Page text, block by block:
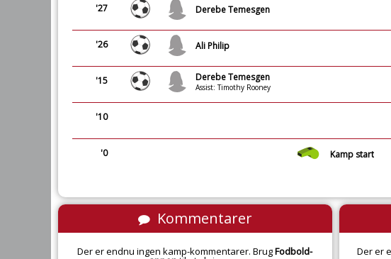
'27 Derebe Temesgen
'26 Ali Philip
'15 Derebe Temesgen
Assist: Timothy Rooney
'10
'0 Kamp start
Kommentarer
Der er endnu ingen kamp-kommentarer. BrugFodbold- Der er